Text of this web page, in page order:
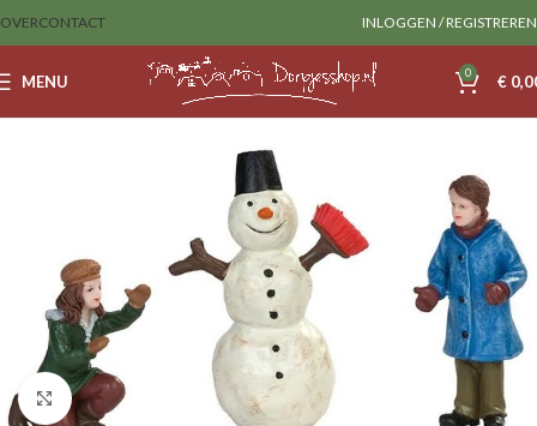
OVERCONTACT INLOGGEN / REGISTREREN
MENU 0 €
Dickensville
Klik om te vergroten